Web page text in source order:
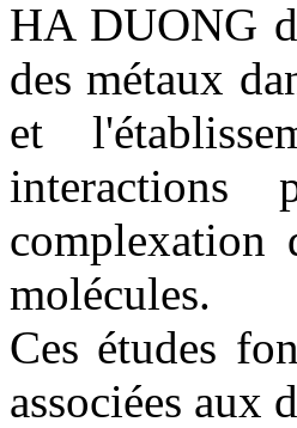
HA DUONG
des métaux
et
interactions
complexation
molécules.
Ces études
associées aux